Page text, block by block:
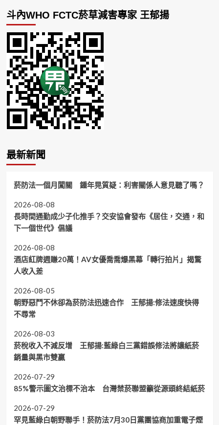
斗內WHO FCTC菸草減害專家 王郁揚
最新新聞
菸防法一個月闖關 鍾年晃質疑：利害關係人意見聽了嗎？
2026-08-08
長時間通勤成少子化推手？交安協會發布《居住，交通，和
下一個世代》倡議
2026-08-08
酒店紅牌週賺20萬！AV女優喬喬爆黑幕「轉行拍片」揭驚
人收入差
2026-08-05
朝野惡鬥不休卻為菸防法迅速合作 王郁揚:修法速度快得
不尋常
2026-08-03
菸稅收入不減反增 王郁揚:藍綠白三黨錯誤修法將讓紙菸
銷量與黑市雙贏
2026-07-29
85%警示圖文治標不治本 台灣禁菸聯盟籲從源頭終結紙菸
2026-07-29
罕見藍綠白朝野聯手！菸防法7月30日黨團協商加重電子煙